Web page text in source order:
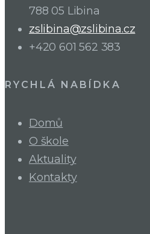
788 05 Libina
zslibina@zslibina.cz
+420 601 562 383
RYCHLÁ NABÍDKA
Domů
O škole
Aktuality
Kontakty